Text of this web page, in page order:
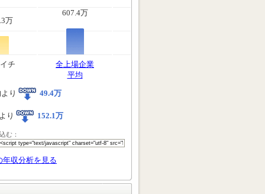
万
607.4万
チ
全上場企業
平均
り 49.4万
り 152.1万
む：
年収分析を見る